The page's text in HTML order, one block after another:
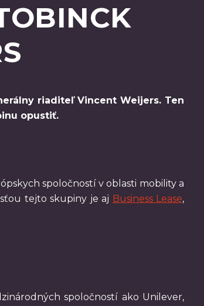
riaditeľ Vincent Weijers. Ten
opustiť.
spoločností v oblasti mobility a
tejto skupiny je aj Business Lease,
spoločností ako Unilever,